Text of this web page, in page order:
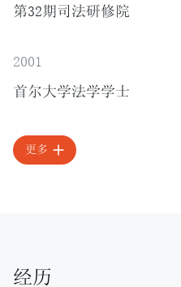
第32期司法研修院
2001
首尔大学法学学士
更多
经历